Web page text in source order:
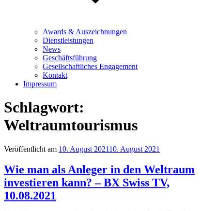
Awards & Auszeichnungen
Dienstleistungen
News
Geschäftsführung
Gesellschaftliches Engagement
Kontakt
Impressum
Schlagwort:
Weltraumtourismus
Veröffentlicht am 10. August 202110. August 2021
Wie man als Anleger in den Weltraum
investieren kann? – BX Swiss TV,
10.08.2021